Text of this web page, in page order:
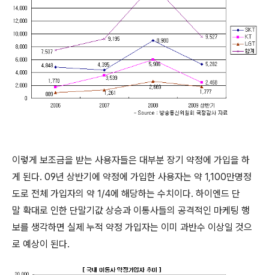
이렇게 보조금을 받는 사용자들은 대부분 장기 약정에 가입을 하
게 된다. 09년 상반기에 약정에 가입한 사용자는 약 1,100만명정
도로 전체 가입자의 약 1/4에 해당하는 수치이다. 하이엔드 단
말 확대로 인한 단말기값 상승과 이통사들의 공격적인 마케팅 행
보를 생각하면 실제 누적 약정 가입자는 이미 과반수 이상일 것으
로 예상이 된다.